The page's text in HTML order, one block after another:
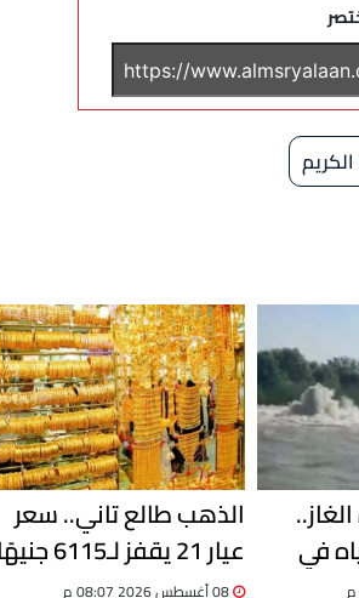
في
عينات
الذهب طالع تاني.. سعر
عيار 21 يقفز لـ6115
والجنيه الذهب بـ48920
08 أغسطس 2026 08:07 م